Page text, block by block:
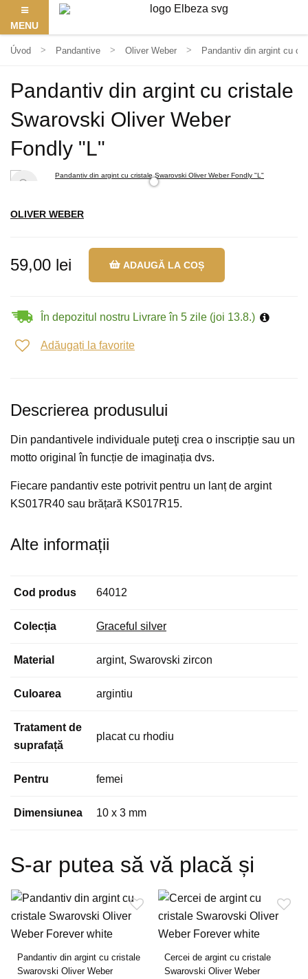
MENU
Úvod Pandantive Oliver Weber Pandantiv din argint cu
Pandantiv din argint cu cristale
Swarovski Oliver Weber
Fondly "L"
OLIVER WEBER
59,00 lei ADAUGĂ LA COȘ
În depozitul nostru Livrare în 5 zile (joi 13.8.)
Adăugați la favorite
Descrierea produsului
Din pandantivele individuale puteţi crea o inscripție sau un
motto original în funcție de imaginația dvs.
Fiecare pandantiv este potrivit pentru un lanț de argint
KS017R40 sau brățară KS017R15.
Alte informații
Cod produs 64012
Colecția Graceful silver
Material argint, Swarovski zircon
Culoarea argintiu
Tratament de
suprafață
placat cu rhodiu
Pentru femei
Dimensiunea 10 x 3 mm
S-ar putea să vă placă și
Pandantiv din argint cu cristale
Swarovski Oliver Weber
Cercei de argint cu cristale
Swarovski Oliver Weber